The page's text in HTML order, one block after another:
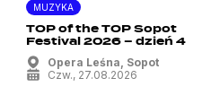
MUZYKA
TOP of the TOP Sopot
Festival 2026 – dzień 4
Opera Leśna, Sopot
czw., 27.08.2026